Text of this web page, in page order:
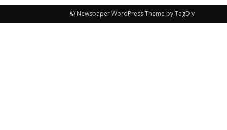
© Newspaper WordPress Theme by TagDiv